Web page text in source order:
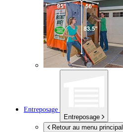
Entreposage
Entreposage
Retour au menu principal